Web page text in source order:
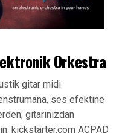
Orkestra
gitar midi
ses efektine
gitarınızdan
kickstarter.com ACPAD